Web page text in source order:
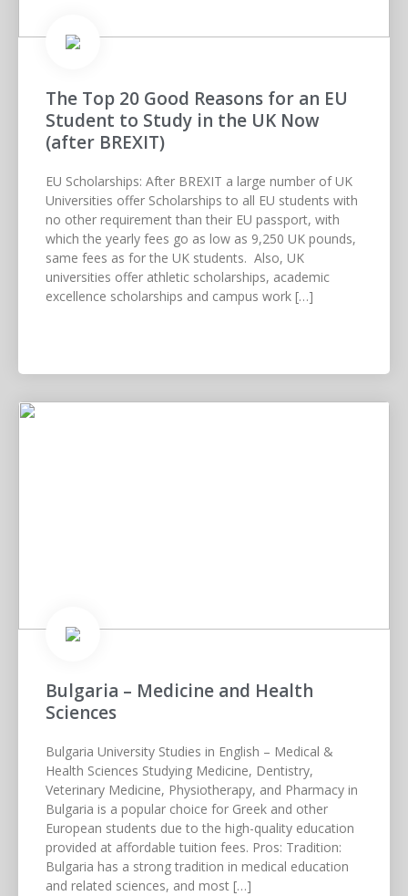
The Top 20 Good Reasons for an EU
Student to Study in the UK Now
(after BREXIT)
EU Scholarships: After BREXIT a large number of UK
Universities offer Scholarships to all EU students with
no other requirement than their EU passport, with
which the yearly fees go as low as 9,250 UK pounds,
same fees as for the UK students. Also, UK
universities offer athletic scholarships, academic
excellence scholarships and campus work […]
Bulgaria – Medicine and Health
Sciences
Bulgaria University Studies in English – Medical &
Health Sciences Studying Medicine, Dentistry,
Veterinary Medicine, Physiotherapy, and Pharmacy in
Bulgaria is a popular choice for Greek and other
European students due to the high-quality education
provided at affordable tuition fees. Pros: Tradition:
Bulgaria has a strong tradition in medical education
and related sciences, and most […]